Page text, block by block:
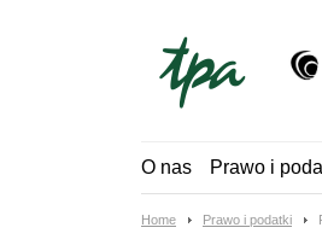
O nas Prawo i
Home Prawo i podatki